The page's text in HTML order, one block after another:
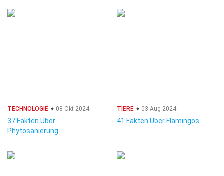
TECHNOLOGIE 08 Okt 2024
37 Fakten Über
Phytosanierung
TIERE 03 Aug 2024
41 Fakten Über Flamingos